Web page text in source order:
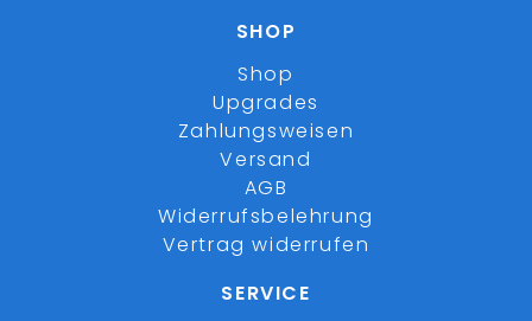
SHOP
Shop
Upgrades
Zahlungsweisen
Versand
AGB
Widerrufsbelehrung
Vertrag widerrufen
SERVICE